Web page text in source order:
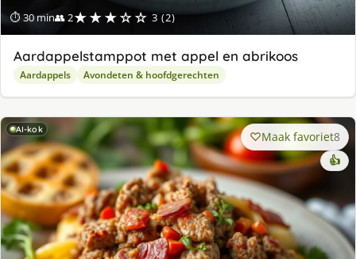
⏱ 30 min👥 2★★★☆☆ 3 (2)
Aardappelstamppot met appel en abrikoos
Aardappels Avondeten & hoofdgerechten
AI-kok Maak favoriet8
👍